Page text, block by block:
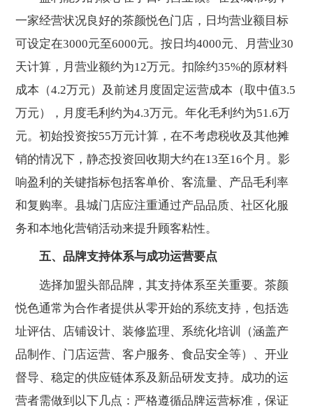
一家经营状况良好的茶颜悦色门店，日均营业额目标
可设定在3000元至6000元。按日均4000元、月营业30
天计算，月营业额约为12万元。扣除约35%的原材料
成本（4.2万元）及前述月度固定运营成本（取中值3.5
万元），月度毛利约为4.3万元。年化毛利约为51.6万
元。初始投资按55万元计算，在不考虑税收及其他摊
销的情况下，静态投资回收期大约在13至16个月。影
响盈利的关键指标包括客单价、客流量、产品毛利率
和复购率。县城门店应注重通过产品品质、社区化服
务和本地化营销活动来提升顾客粘性。
五、品牌支持体系与成功运营要点
选择加盟头部品牌，其支持体系至关重要。茶颜
悦色通常为合作者提供从零开始的系统支持，包括选
址评估、店铺设计、装修监理、系统化培训（涵盖产
品制作、门店运营、客户服务、食品安全等）、开业
督导、稳定的供应链体系及新品研发支持。成功的运
营者需做到以下几点：严格遵循品牌运营标准，保证